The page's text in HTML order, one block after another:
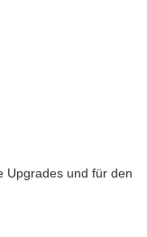
Upgrades und für den